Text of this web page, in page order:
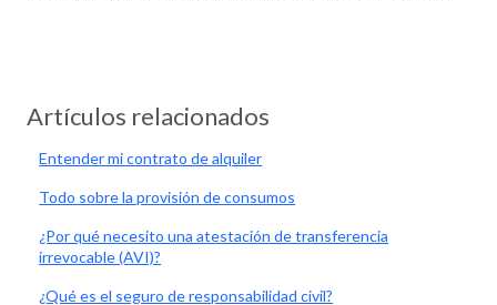
Artículos relacionados
Entender mi contrato de alquiler
Todo sobre la provisión de consumos
¿Por qué necesito una atestación de transferencia
irrevocable (AVI)?
¿Qué es el seguro de responsabilidad civil?